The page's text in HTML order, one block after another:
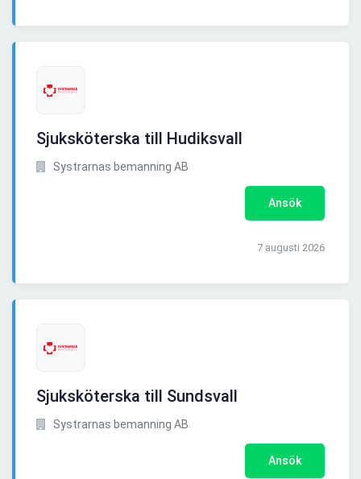
Sjuksköterska till Hudiksvall
Systrarnas bemanning AB
Ansök
7 augusti 2026
Sjuksköterska till Sundsvall
Systrarnas bemanning AB
Ansök